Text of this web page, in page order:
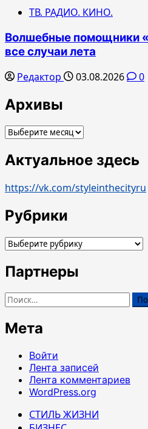
ТВ. РАДИО. КИНО.
Волшебные помощники
все случаи лета
Редактор 03.08.2026 0
Архивы
Архивы
Актуальное здесь
https://vk.com/styleinthecityru
Рубрики
Рубрики
Партнеры
Найти:
Мета
Войти
Лента записей
Лента комментариев
WordPress.org
СТИЛЬ ЖИЗНИ